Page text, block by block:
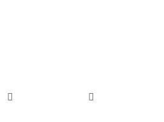
Toggle
Toggle